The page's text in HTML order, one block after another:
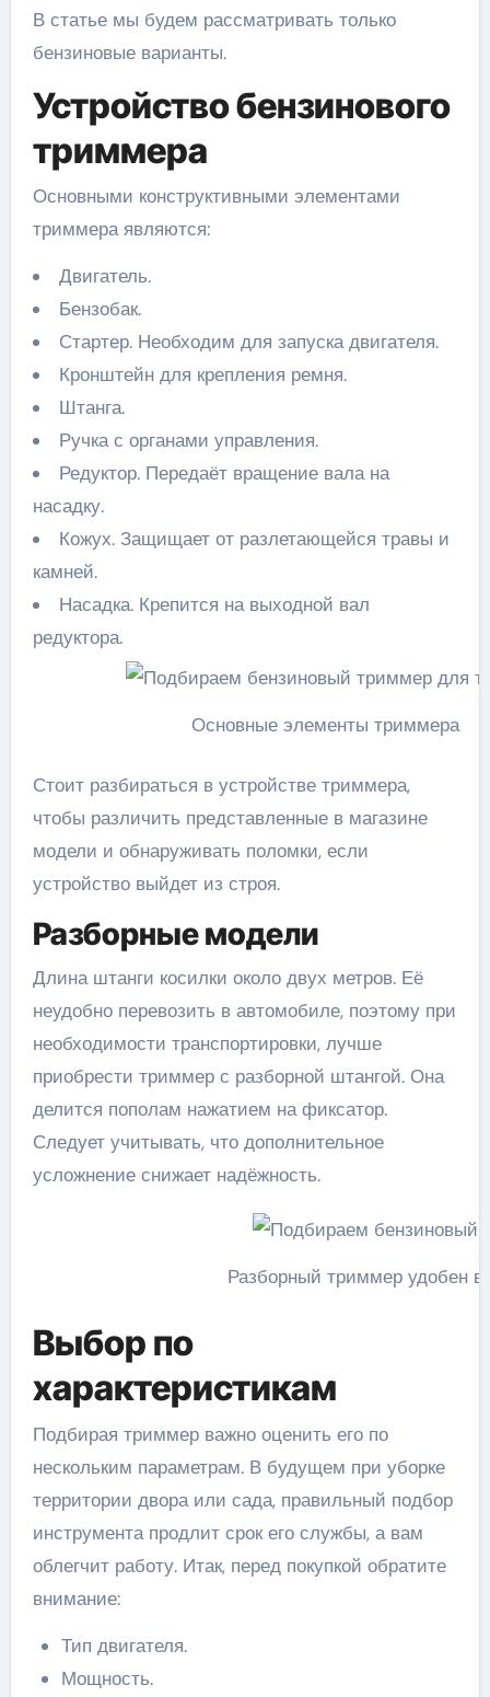
В статье мы будем рассматривать только
бензиновые варианты.
Устройство бензинового
триммера
Основными конструктивными элементами
триммера являются:
Двигатель.
Бензобак.
Стартер. Необходим для запуска двигателя.
Кронштейн для крепления ремня.
Штанга.
Ручка с органами управления.
Редуктор. Передаёт вращение вала на
насадку.
Кожух. Защищает от разлетающейся травы и
камней.
Насадка. Крепится на выходной вал
редуктора.
Основные элементы триммера
Стоит разбираться в устройстве триммера,
чтобы различить представленные в магазине
модели и обнаруживать поломки, если
устройство выйдет из строя.
Разборные модели
Длина штанги косилки около двух метров. Её
неудобно перевозить в автомобиле, поэтому при
необходимости транспортировки, лучше
приобрести триммер с разборной штангой. Она
делится пополам нажатием на фиксатор.
Следует учитывать, что дополнительное
усложнение снижает надёжность.
Разборный триммер удобен в
Выбор по
характеристикам
Подбирая триммер важно оценить его по
нескольким параметрам. В будущем при уборке
территории двора или сада, правильный подбор
инструмента продлит срок его службы, а вам
облегчит работу. Итак, перед покупкой обратите
внимание:
Тип двигателя.
Мощность.